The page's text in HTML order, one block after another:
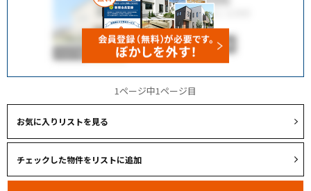
1ページ中1ページ目
お気に入りリストを見る